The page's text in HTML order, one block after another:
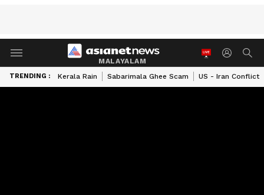
MALAYALAM
TRENDING : Kerala Rain Sabarimala Ghee Scam US - Iran Conflict